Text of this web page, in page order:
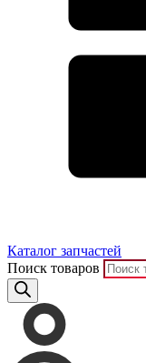
Каталог запчастей
Поиск товаров